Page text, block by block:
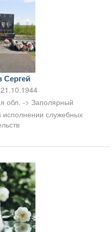
Сергей
обл. -> Заполярный
исполнении служебных